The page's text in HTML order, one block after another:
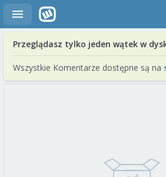
Przeglądasz tylko jeden wątek w
Wszystkie Komentarze dostępne są na